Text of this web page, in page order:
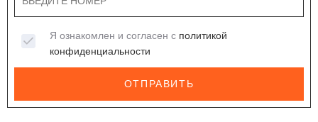
Я ознакомлен и согласен с политикой
конфиденциальности
ОТПРАВИТЬ